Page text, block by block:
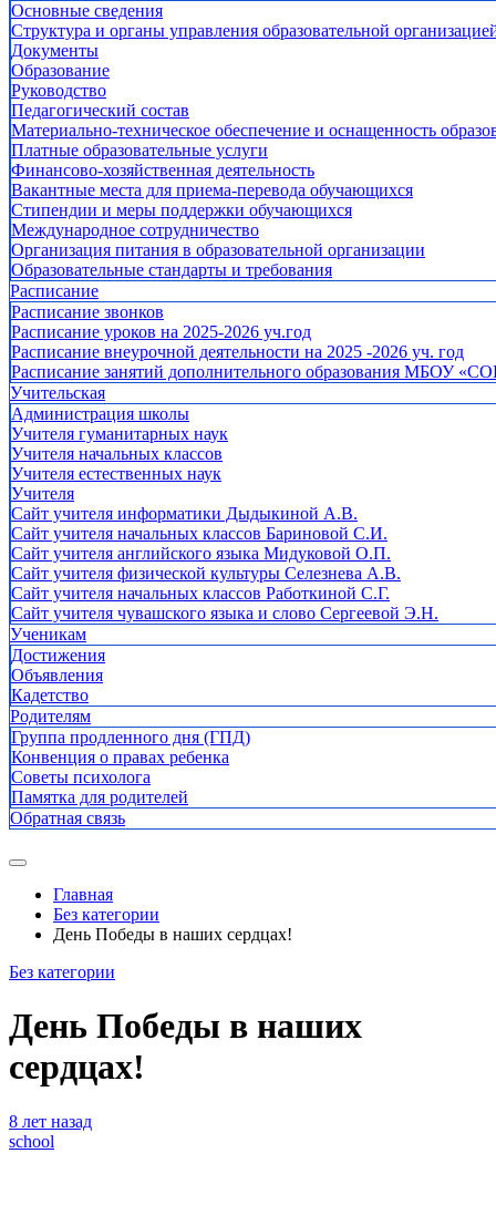
Основные сведения
Структура и органы управления образовательной
Документы
Образование
Руководство
Педагогический состав
Материально-техническое обеспечение и оснащенность
Платные образовательные услуги
Финансово-хозяйственная деятельность
Вакантные места для приема-перевода обучающихся
Стипендии и меры поддержки обучающихся
Международное сотрудничество
Организация питания в образовательной организации
Образовательные стандарты и требования
Расписание
Расписание звонков
Расписание уроков на 2025-2026 уч.год
Расписание внеурочной деятельности на 2025 -2026 уч. год
Расписание занятий дополнительного образования МБОУ
Учительская
Администрация школы
Учителя гуманитарных наук
Учителя начальных классов
Учителя естественных наук
Учителя
Cайт учителя информатики Дыдыкиной А.В.
Сайт учителя начальных классов Бариновой С.И.
Сайт учителя английского языка Мидуковой О.П.
Сайт учителя физической культуры Селезнева А.В.
Сайт учителя начальных классов Работкиной С.Г.
Сайт учителя чувашского языка и слово Сергеевой Э.Н.
Ученикам
Достижения
Объявления
Кадетство
Родителям
Группа продленного дня (ГПД)
Конвенция о правах ребенка
Советы психолога
Памятка для родителей
Обратная связь
Главная
Без категории
День Победы в наших сердцах!
Без категории
День Победы в наших
сердцах!
8 лет назад
school